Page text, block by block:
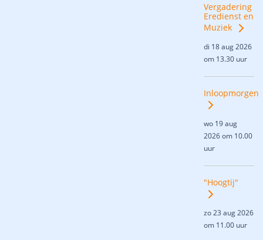
Vergadering
Eredienst en
Muziek
di 18 aug 2026
om 13.30 uur
Inloopmorgen
wo 19 aug
2026 om 10.00
uur
"Hoogtij"
zo 23 aug 2026
om 11.00 uur